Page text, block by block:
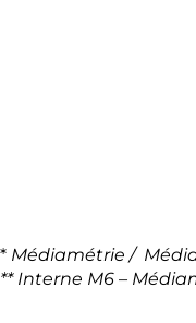
* Médiamétrie /
** Interne M6 –